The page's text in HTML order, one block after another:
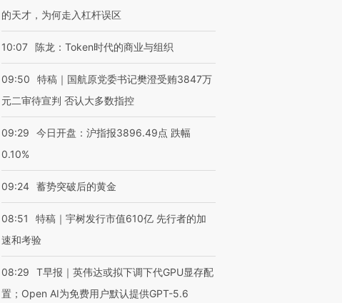
的天才，为何走入杠杆误区
10:07 陈龙：Token时代的商业与组织
09:50
特稿｜国航原党委书记樊澄受贿3847万
元二审待宣判 否认大多数指控
09:29
今日开盘：沪指报3896.49点 跌幅
0.10%
09:24 蓄势突破后的黄金
08:51
特稿｜宇树发行市值610亿 先行者的加
速和考验
08:29
T早报｜英伟达或拟下调下代GPU显存配
置；Open AI为免费用户默认提供GPT-5.6